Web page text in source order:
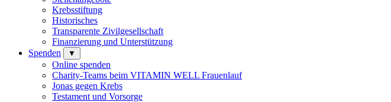
Krebsstiftung
Historisches
Transparente Zivilgesellschaft
Finanzierung und Unterstützung
Spenden
▼
Online spenden
Charity-Teams beim VITAMIN WELL Frauenlauf
Jonas gegen Krebs
Testament und Vorsorge